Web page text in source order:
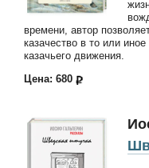
времени, автор
казачество в то или
казачьего движения.
Цена: 680